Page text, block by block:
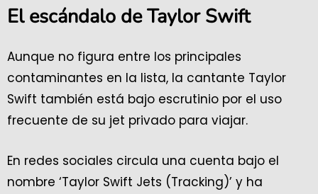
El escándalo de Taylor Swift
Aunque no figura entre los principales
contaminantes en la lista, la cantante Taylor
Swift también está bajo escrutinio por el uso
frecuente de su jet privado para viajar.
En redes sociales circula una cuenta bajo el
nombre ‘Taylor Swift Jets (Tracking)’ y ha